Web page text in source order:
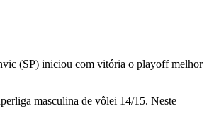
(SP) iniciou com vitória o playoff melhor
masculina de vôlei 14/15. Neste